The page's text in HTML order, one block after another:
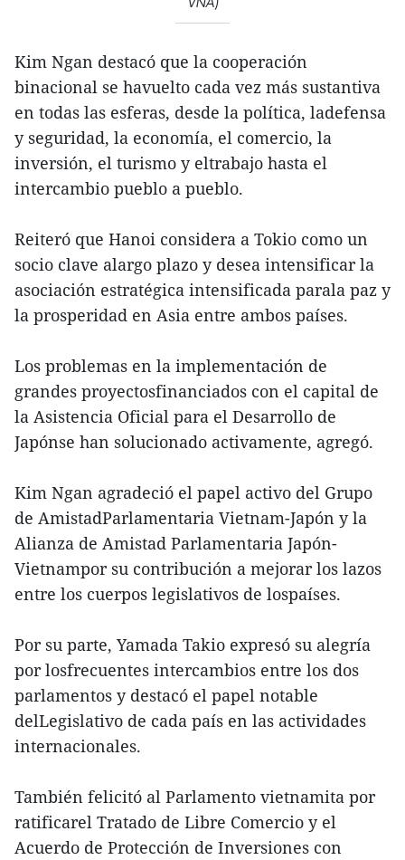
Kim Ngan destacó que la cooperación
binacional se havuelto cada vez más sustantiva
en todas las esferas, desde la política, ladefensa
y seguridad, la economía, el comercio, la
inversión, el turismo y eltrabajo hasta el
intercambio pueblo a pueblo.
Reiteró que Hanoi considera a Tokio como un
socio clave alargo plazo y desea intensificar la
asociación estratégica intensificada parala paz y
la prosperidad en Asia entre ambos países.
Los problemas en la implementación de
grandes proyectosfinanciados con el capital de
la Asistencia Oficial para el Desarrollo de
Japónse han solucionado activamente, agregó.
Kim Ngan agradeció el papel activo del Grupo
de AmistadParlamentaria Vietnam-Japón y la
Alianza de Amistad Parlamentaria Japón-
Vietnampor su contribución a mejorar los lazos
entre los cuerpos legislativos de lospaíses.
Por su parte, Yamada Takio expresó su alegría
por losfrecuentes intercambios entre los dos
parlamentos y destacó el papel notable
delLegislativo de cada país en las actividades
internacionales.
También felicitó al Parlamento vietnamita por
ratificarel Tratado de Libre Comercio y el
Acuerdo de Protección de Inversiones con